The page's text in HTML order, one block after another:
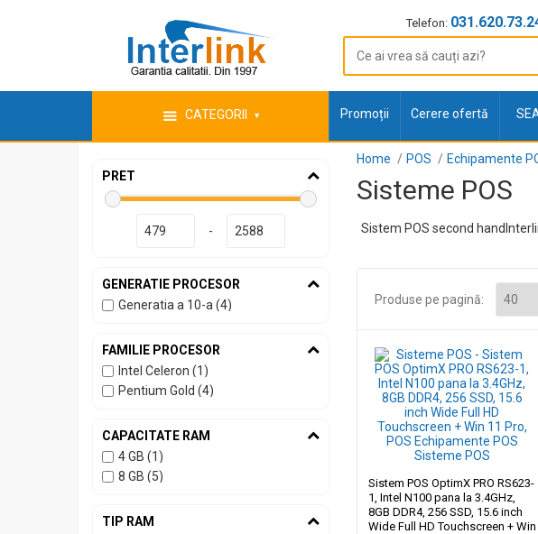
Telefon:
CATEGORII Promoții Cerere ofertă
PRET
-
GENERATIE PROCESOR
Generatia a 10-a (4)
FAMILIE PROCESOR
Intel Celeron (1)
Pentium Gold (4)
CAPACITATE RAM
4 GB (1)
8 GB (5)
TIP RAM
Home POS Echipamente
Sisteme POS
Sistem POS second
Produse pe pagină:
Sistem POS OptimX PRO RS623-
1, Intel N100 pana la 3.4GHz,
8GB DDR4, 256 SSD, 15.6 inch
Wide Full HD Touchscreen + Win